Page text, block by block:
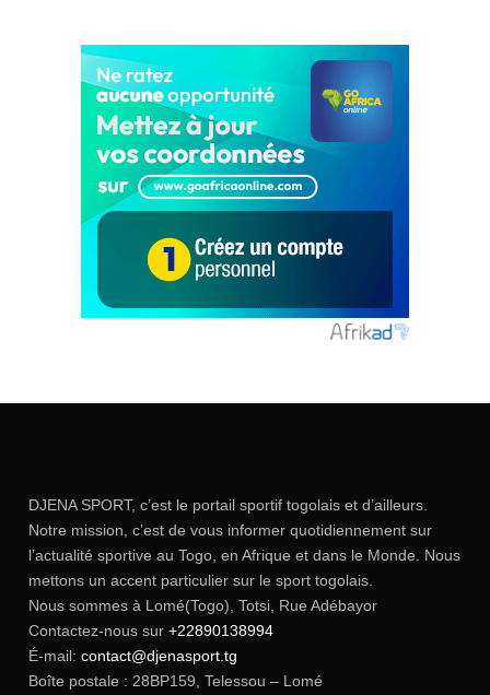
DJENA SPORT, c’est le portail sportif togolais et d’ailleurs.
Notre mission, c’est de vous informer quotidiennement sur
l’actualité sportive au Togo, en Afrique et dans le Monde. Nous
mettons un accent particulier sur le sport togolais.
Nous sommes à Lomé(Togo), Totsi, Rue Adébayor
Contactez-nous sur +22890138994
É-mail: contact@djenasport.tg
Boîte postale : 28BP159, Telessou – Lomé